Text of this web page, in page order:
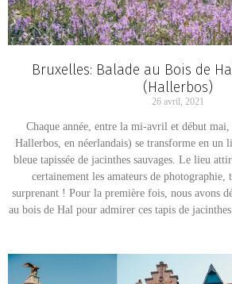
Bruxelles: Balade au Bois de
(Hallerbos)
26 avril, 2021
Chaque année, entre la mi-avril et début
Hallerbos, en néerlandais) se transforme en un
bleue tapissée de jacinthes sauvages. Le lieu
certainement les amateurs de photographie,
surprenant ! Pour la première fois, nous avons
au bois de Hal pour admirer ces tapis de